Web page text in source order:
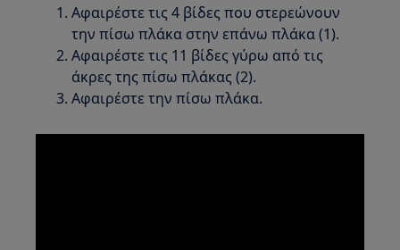
Αφαιρέστε τις 4 βίδες που στερεώνουν
την πίσω πλάκα στην επάνω πλάκα (1).
Αφαιρέστε τις 11 βίδες γύρω από τις
άκρες της πίσω πλάκας (2).
Αφαιρέστε την πίσω πλάκα.